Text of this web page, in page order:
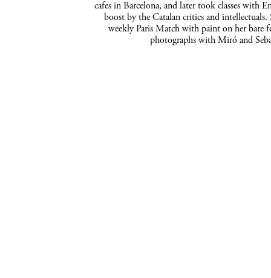
cafes in Barcelona, and later took classes with
boost by the Catalan critics and
weekly Paris Match with paint on her bare
photographs with Miró and